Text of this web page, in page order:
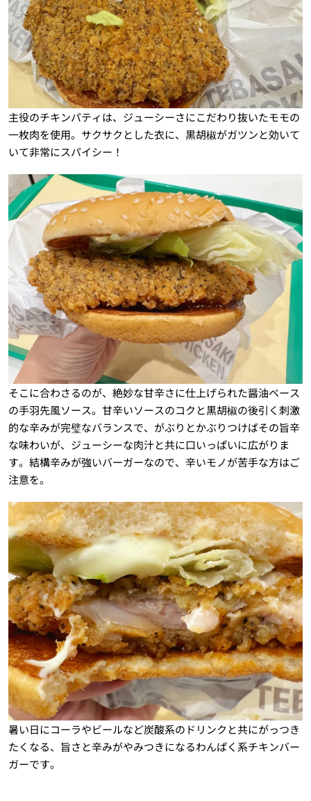
主役のチキンパティは、ジューシーさにこだわり抜いたモモの
一枚肉を使用。サクサクとした衣に、黒胡椒がガツンと効いて
いて非常にスパイシー！
そこに合わさるのが、絶妙な甘辛さに仕上げられた醤油ベース
の手羽先風ソース。甘辛いソースのコクと黒胡椒の後引く刺激
的な辛みが完璧なバランスで、がぶりとかぶりつけばその旨辛
な味わいが、ジューシーな肉汁と共に口いっぱいに広がりま
す。結構辛みが強いバーガーなので、辛いモノが苦手な方はご
注意を。
暑い日にコーラやビールなど炭酸系のドリンクと共にがっつき
たくなる、旨さと辛みがやみつきになるわんぱく系チキンバー
ガーです。